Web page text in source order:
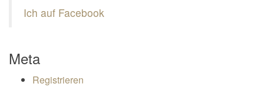
Ich auf Facebook
Meta
Registrieren